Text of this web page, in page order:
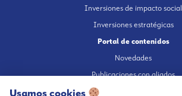
Inversiones de impacto social
Inversiones estratégicas
Portal de contenidos
Novedades
Publicaciones con aliados
Fundación en medios
Usamos cookies